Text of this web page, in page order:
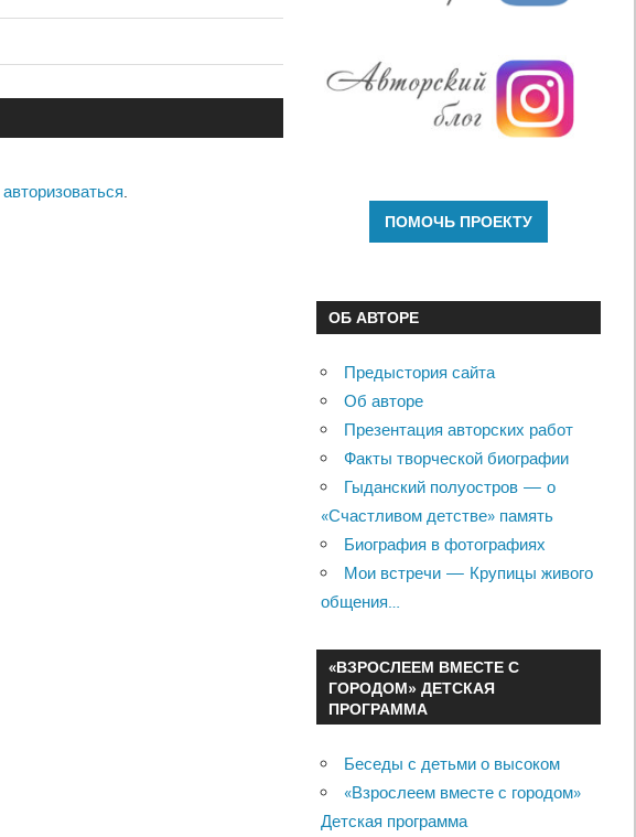
авторизоваться.
ОБ АВТОРЕ
Предыстория сайта
Об авторе
Презентация авторских работ
Факты творческой биографии
Гыданский полуостров — о
«Счастливом детстве» память
Биография в фотографиях
Мои встречи — Крупицы живого
общения…
«ВЗРОСЛЕЕМ ВМЕСТЕ С
ГОРОДОМ» ДЕТСКАЯ
ПРОГРАММА
Беседы с детьми о высоком
«Взрослеем вместе с городом»
Детская программа